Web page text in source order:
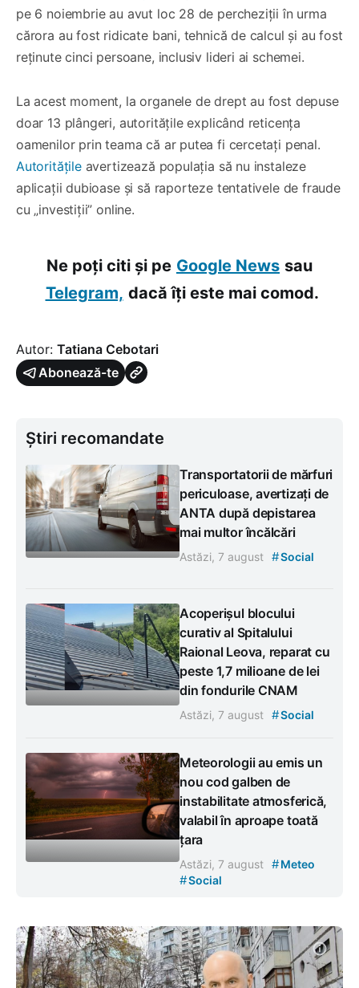
pe 6 noiembrie au avut loc 28 de percheziții în urma
cărora au fost ridicate bani, tehnică de calcul și au fost
reținute cinci persoane, inclusiv lideri ai schemei.
La acest moment, la organele de drept au fost depuse
doar 13 plângeri, autoritățile explicând reticența
oamenilor prin teama că ar putea fi cercetați penal.
Autoritățile avertizează populația să nu instaleze
aplicații dubioase și să raporteze tentativele de fraude
cu „investiții” online.
Ne poți citi și pe Google News sau
Telegram, dacă îți este mai comod.
Autor: Tatiana Cebotari
Abonează-te
Știri recomandate
Transportatorii de mărfuri
periculoase, avertizați de
ANTA după depistarea
mai multor încălcări
Astăzi, 7 august #Social
Acoperișul blocului
curativ al Spitalului
Raional Leova, reparat cu
peste 1,7 milioane de lei
din fondurile CNAM
Astăzi, 7 august #Social
Meteorologii au emis un
nou cod galben de
instabilitate atmosferică,
valabil în aproape toată
țara
Astăzi, 7 august #Meteo
#Social